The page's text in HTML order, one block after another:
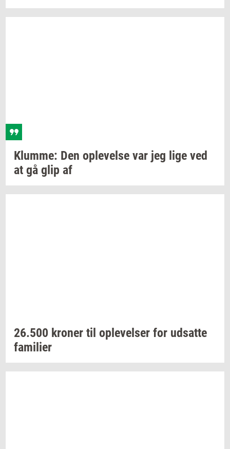
Klum­me: Den op­le­vel­se var jeg lige ved
at gå glip af
26.500 kro­ner til op­le­vel­ser for ud­sat­te
fa­mi­li­er